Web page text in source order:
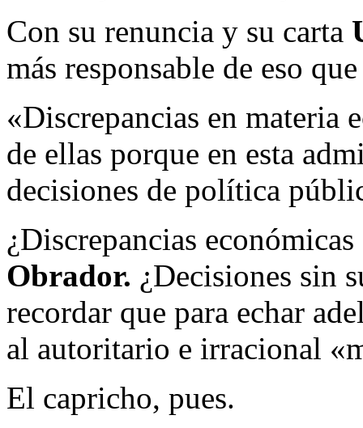
Con su renuncia y su carta
más responsable de eso
«Discrepancias en materia
de ellas porque en esta
decisiones de política
¿Discrepancias
Obrador. ¿Decisiones sin
recordar que para echar
al autoritario e irracional
El capricho, pues.